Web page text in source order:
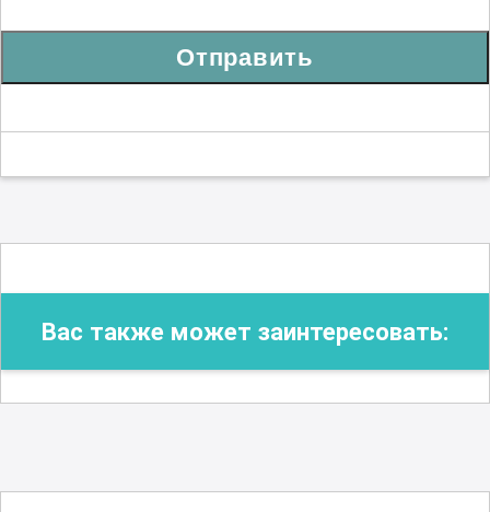
Отправить
Вас также может заинтересовать: